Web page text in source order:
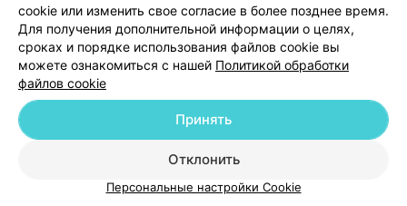
Персональные настройки cookie
Обработка персональных данных
© 2026 ООО «Артокс Лаб», УНП 191700409| 220012, Республика Беларусь,
г. Минск, улица Толбухина, 2, пом. 16 | help@103.by
cookie или изменить свое согласие в более позднее время.
Для получения дополнительной информации о целях,
сроках и порядке использования файлов cookie вы
можете ознакомиться с нашей Политикой обработки
файлов cookie
Отклонить
Принять
Персональные настройки Cookie